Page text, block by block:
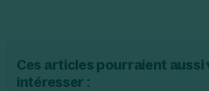
Ces articles pourraient aussi
intéresser :